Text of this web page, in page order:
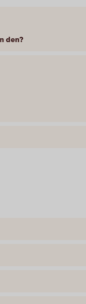
– hur löser vi in den?